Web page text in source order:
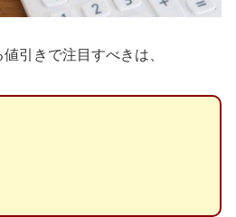
引きで注目すべきは、